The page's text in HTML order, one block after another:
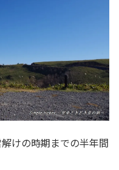
けの時期までの半年間